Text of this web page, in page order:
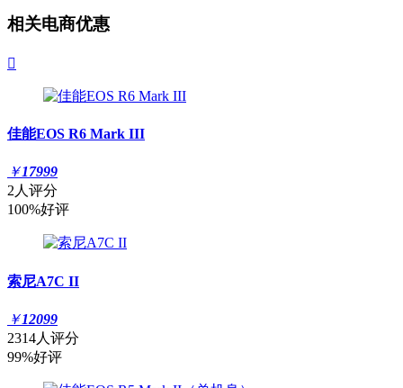
相关电商优惠

佳能EOS R6 Mark III
￥17999
2人评分
100%好评
索尼A7C II
￥12099
2314人评分
99%好评